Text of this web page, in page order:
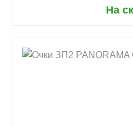
На
shopping_cart